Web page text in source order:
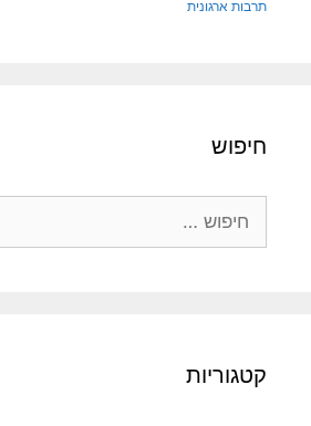
תרבות ארגונית
חיפוש
קטגוריות